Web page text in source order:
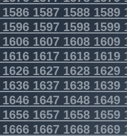
158715881589
159715981599
160716081609
161716181619
162716281629
163716381639
164716481649
165716581659
166716681669